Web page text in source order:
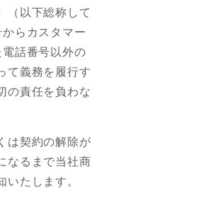
（以下総称して
らカスタマー
話番号以外の
て義務を履行す
の責任を負わな
は契約の解除が
なるまで当社商
たします。